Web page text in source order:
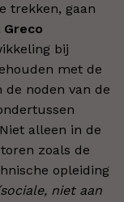
trekken, gaan
Greco
bij
met de
de noden van de
alleen in de
zoals de
opleiding
niet aan